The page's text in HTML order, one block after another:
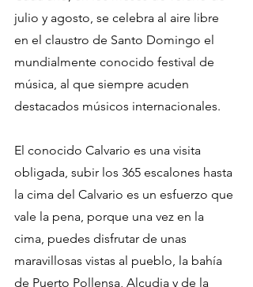
julio y agosto, se celebra al aire libre
en el claustro de Santo Domingo el
mundialmente conocido festival de
música, al que siempre acuden
destacados músicos internacionales.
El conocido Calvario es una visita
obligada, subir los 365 escalones hasta
la cima del Calvario es un esfuerzo que
vale la pena, porque una vez en la
cima, puedes disfrutar de unas
maravillosas vistas al pueblo, la bahía
de Puerto Pollensa, Alcudia y de la